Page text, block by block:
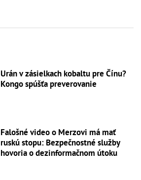
Urán v zásielkach kobaltu pre Čínu?
Kongo spúšťa preverovanie
Falošné video o Merzovi má mať
ruskú stopu: Bezpečnostné služby
hovoria o dezinformačnom útoku